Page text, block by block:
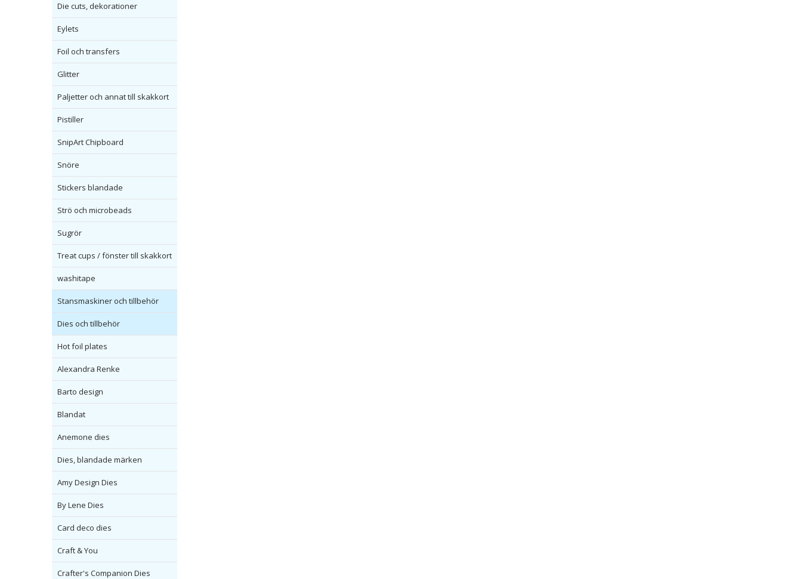
Die cuts, dekorationer
Eylets
Foil och transfers
Glitter
Paljetter och annat till skakkort
Pistiller
SnipArt Chipboard
Snöre
Stickers blandade
Strö och microbeads
Sugrör
Treat cups / fönster till skakkort
washitape
Stansmaskiner och tillbehör
Dies och tillbehör
Hot foil plates
Alexandra Renke
Barto design
Blandat
Anemone dies
Dies, blandade märken
Amy Design Dies
By Lene Dies
Card deco dies
Craft & You
Crafter's Companion Dies